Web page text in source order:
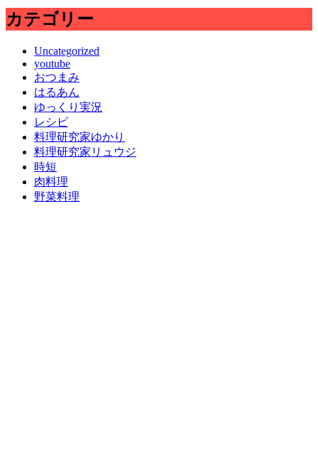
カテゴリー
Uncategorized
youtube
おつまみ
はるあん
ゆっくり実況
レシピ
料理研究家ゆかり
料理研究家リュウジ
時短
肉料理
野菜料理